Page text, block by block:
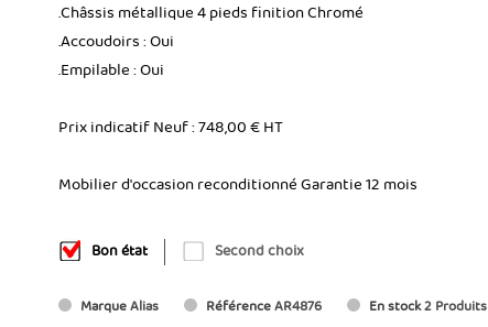
.Châssis métallique 4 pieds finition Chromé
.Accoudoirs : Oui
.Empilable : Oui
Prix indicatif Neuf : 748,00 € HT
Mobilier d'occasion reconditionné Garantie 12 mois
Bon état Second choix
MarqueAlias RéférenceAR4876 En stock2 Produits